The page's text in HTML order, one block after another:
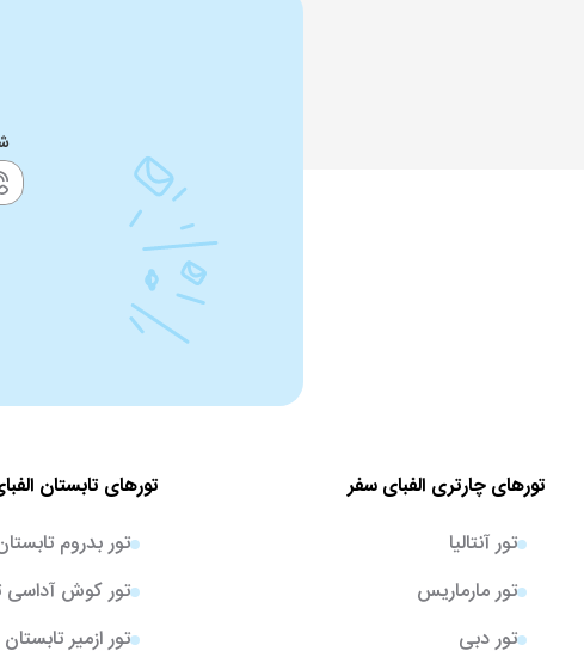
تورهای چارتری الفبای سفر
تور آنتالیا
تور مارماریس
تور دبی
تورهای تابستان
تور بدروم
تور کوش آداسی
تور ازمیر تابستان